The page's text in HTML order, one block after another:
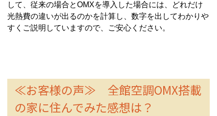
して、従来の場合とOMXを導入した場合には、どれだけ
光熱費の違いが出るのかを計算し、数字を出してわかりや
すくご説明していますので、ご安心ください。
≪お客様の声≫ 全館空調OMX搭載
の家に住んでみた感想は？